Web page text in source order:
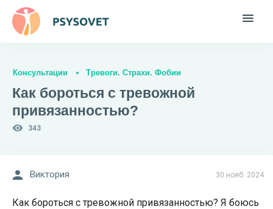
Консультации Тревоги. Страхи. Фобии
Как бороться с тревожной
привязанностью?
343
30 нояб. 2024
Виктория
Как бороться с тревожной привязанностью? Я боюсь